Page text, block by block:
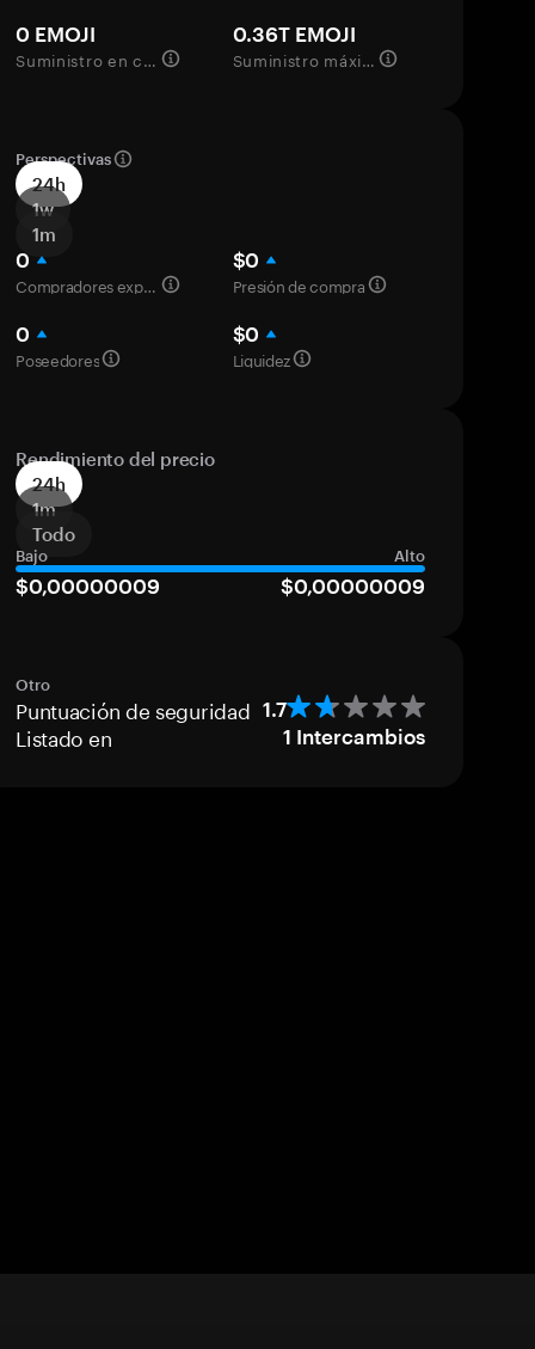
0 EMOJI
Suministro en circulación
0.36T EMOJI
Suministro máximo
Perspectivas
24h
1w
1m
0
Compradores experimentados
$0
Presión de compra
0
Poseedores
$0
Liquidez
Rendimiento del precio
24h
1m
Todo
Bajo Alto
$0,00000009 $0,00000009
Otro
Puntuación de seguridad 1.7
Listado en 1 Intercambios